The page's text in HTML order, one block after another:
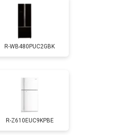
Заказать
Заказать
R-WB480PUC2GBK
R-Z610EUC9KPBE